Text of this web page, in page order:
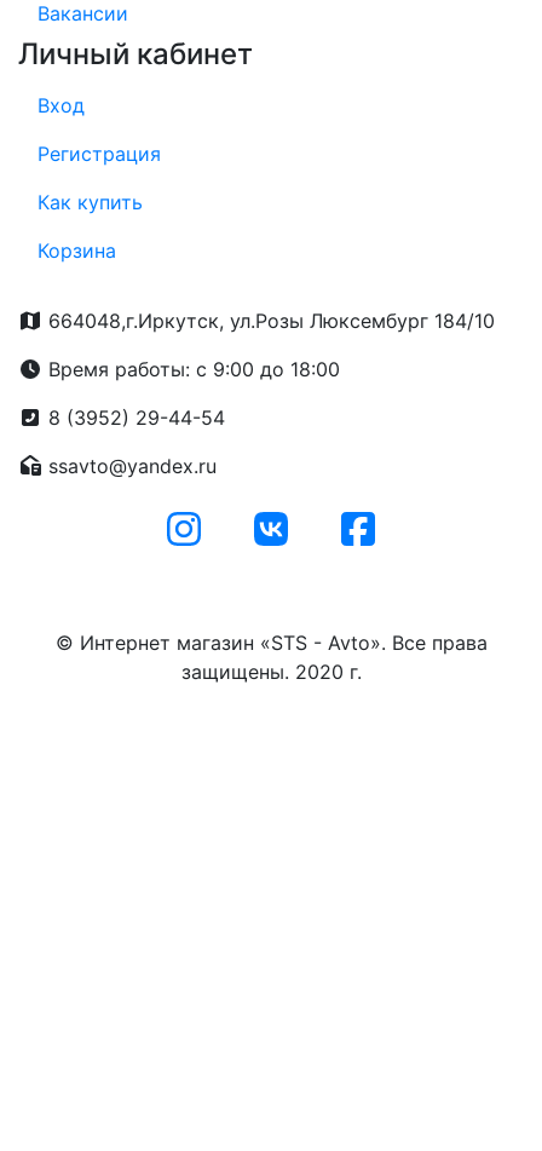
Вакансии
Личный кабинет
Вход
Регистрация
Как купить
Корзина
664048,г.Иркутск, ул.Розы Люксембург 184/10
Время работы: с 9:00 до 18:00
8 (3952) 29-44-54
ssavto@yandex.ru
© Интернет магазин «STS - Avto». Все права
защищены. 2020 г.